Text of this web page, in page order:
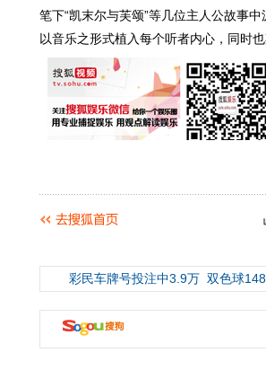
笔下“凯末尔与芙颂”等几位主人公故事
以音乐之形式植入每个听者内心，同时
彩民车牌号投注中3.9万 双色球